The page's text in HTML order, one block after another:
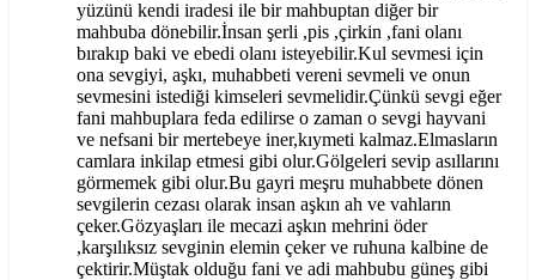
yüzünü kendi iradesi ile bir mahbuptan diğer bir
mahbuba dönebilir.İnsan şerli ,pis ,çirkin ,fani olanı
bırakıp baki ve ebedi olanı isteyebilir.Kul sevmesi için
ona sevgiyi, aşkı, muhabbeti vereni sevmeli ve onun
sevmesini istediği kimseleri sevmelidir.Çünkü sevgi eğer
fani mahbuplara feda edilirse o zaman o sevgi hayvani
ve nefsani bir mertebeye iner,kıymeti kalmaz.Elmasların
camlara inkilap etmesi gibi olur.Gölgeleri sevip asıllarını
görmemek gibi olur.Bu gayri meşru muhabbete dönen
sevgilerin cezası olarak insan aşkın ah ve vahların
çeker.Gözyaşları ile mecazi aşkın mehrini öder
,karşılıksız sevginin elemin çeker ve ruhuna kalbine de
çektirir.Müştak olduğu fani ve adi mahbubu güneş gibi